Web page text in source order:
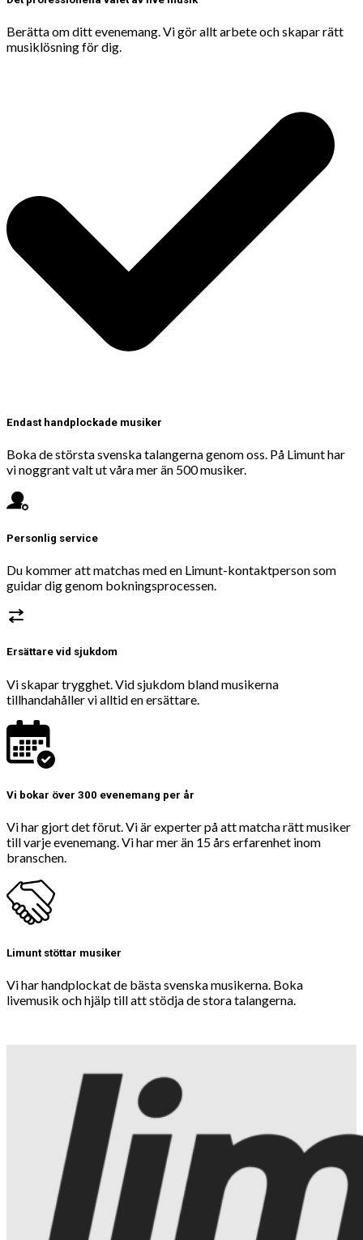
Berätta om ditt evenemang. Vi gör allt arbete och skapar rätt
musiklösning för dig.
Endast handplockade musiker
Boka de största svenska talangerna genom oss. På Limunt har
vi noggrant valt ut våra mer än 500 musiker.
Personlig service
Du kommer att matchas med en Limunt-kontaktperson som
guidar dig genom bokningsprocessen.
Ersättare vid sjukdom
Vi skapar trygghet. Vid sjukdom bland musikerna
tillhandahåller vi alltid en ersättare.
Vi bokar över 300 evenemang per år
Vi har gjort det förut. Vi är experter på att matcha rätt musiker
till varje evenemang. Vi har mer än 15 års erfarenhet inom
branschen.
Limunt stöttar musiker
Vi har handplockat de bästa svenska musikerna. Boka
livemusik och hjälp till att stödja de stora talangerna.